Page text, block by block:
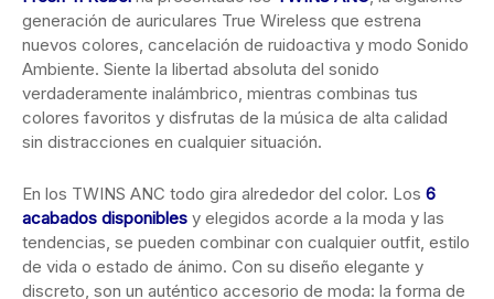
generación de auriculares True Wireless que estrena
nuevos colores, cancelación de ruidoactiva y modo Sonido
Ambiente. Siente la libertad absoluta del sonido
verdaderamente inalámbrico, mientras combinas tus
colores favoritos y disfrutas de la música de alta calidad
sin distracciones en cualquier situación.
En los TWINS ANC todo gira alrededor del color. Los 6
acabados disponibles y elegidos acorde a la moda y las
tendencias, se pueden combinar con cualquier outfit, estilo
de vida o estado de ánimo. Con su diseño elegante y
discreto, son un auténtico accesorio de moda: la forma de